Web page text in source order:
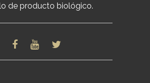
de producto biológico.